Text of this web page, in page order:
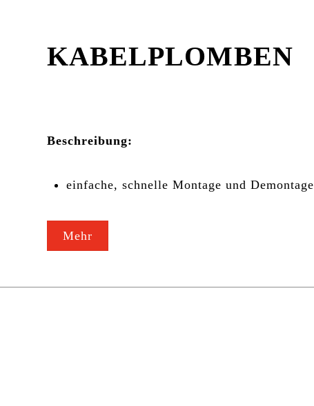
KABELPLOMBEN
Beschreibung:
einfache, schnelle Montage und Demontage
Mehr